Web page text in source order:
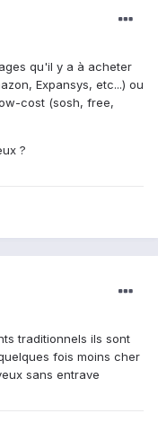
qu'il y a à acheter
Expansys, etc...) ou
cost (sosh, free,
?
traditionnels ils sont
fois moins cher
sans entrave